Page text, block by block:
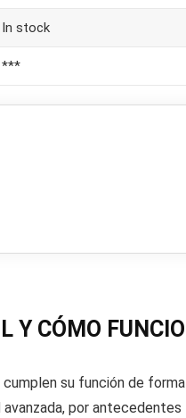
In stock
***
Y CÓMO
su función de
por